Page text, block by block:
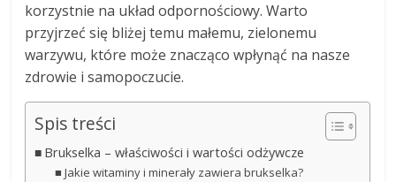
korzystnie na układ odpornościowy. Warto
przyjrzeć się bliżej temu małemu, zielonemu
warzywu, które może znacząco wpłynąć na nasze
zdrowie i samopoczucie.
Spis treści
Brukselka – właściwości i wartości odżywcze
Jakie witaminy i minerały zawiera brukselka?